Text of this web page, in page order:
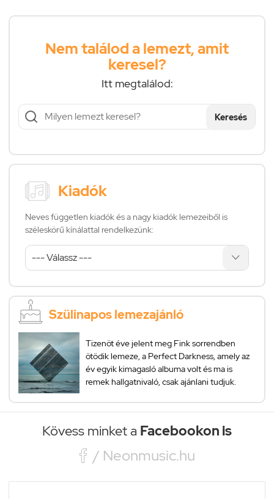
Nem találod a lemezt, amit
keresel?
Itt megtalálod:
Keresés
Kiadók
Neves független kiadók és a nagy kiadók lemezeiből is
széleskörű kínálattal rendelkezünk:
Szülinapos lemezajánló
Tizenöt éve jelent meg Fink sorrendben
ötödik lemeze, a Perfect Darkness, amely az
év egyik kimagasló albuma volt és ma is
remek hallgatnivaló, csak ajánlani tudjuk.
Kövess minket a Facebookon is
 / Neonmusic.hu